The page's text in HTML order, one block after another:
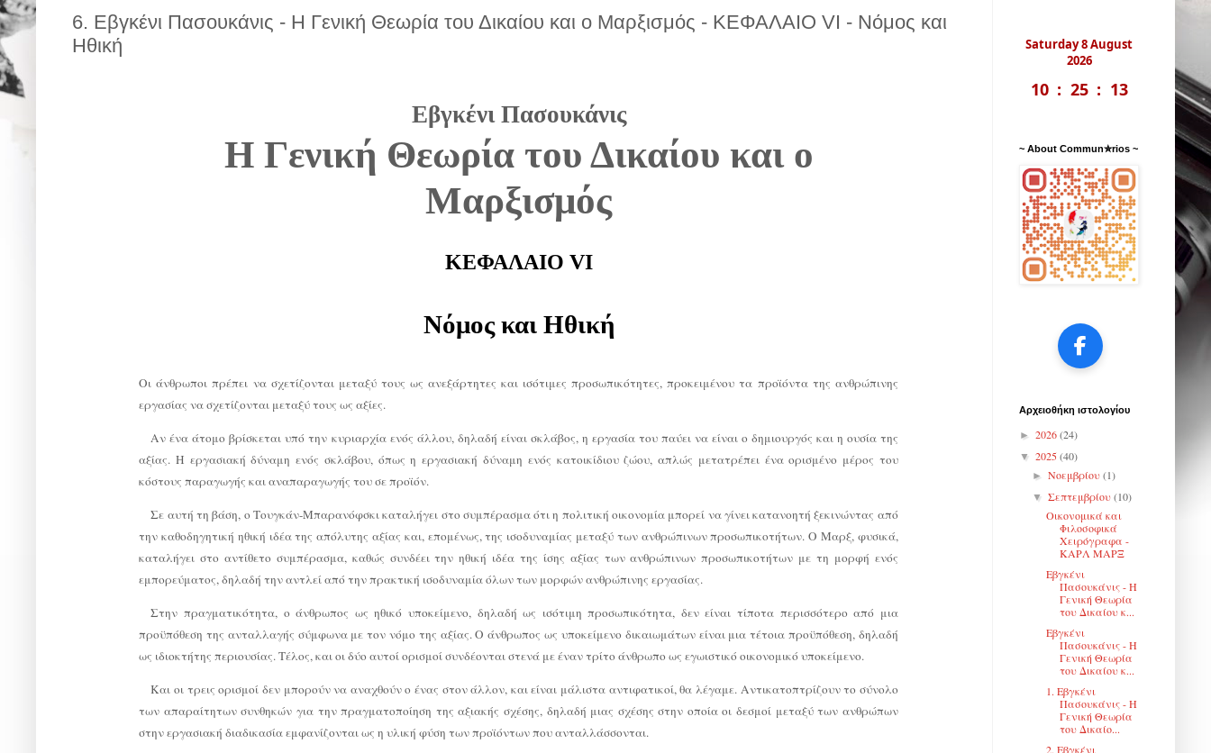
6. Εβγκένι Πασουκάνις - Η Γενική Θεωρία του Δικαίου και ο Μαρξισμός - ΚΕΦΑΛΑΙΟ VI - Νόμος και
Ηθική
Εβγκένι Πασουκάνις
Η Γενική Θεωρία του Δικαίου και ο
Μαρξισμός
ΚΕΦΑΛΑΙΟ VI
Νόμος και Ηθική
Οι άνθρωποι πρέπει να σχετίζονται μεταξύ τους ως ανεξάρτητες και ισότιμες προσωπικότητες, προκειμένου τα προϊόντα της ανθρώπινης
εργασίας να σχετίζονται μεταξύ τους ως αξίες.
Αν ένα άτομο βρίσκεται υπό την κυριαρχία ενός άλλου, δηλαδή είναι σκλάβος, η εργασία του παύει να είναι ο δημιουργός και η ουσία της
αξίας. Η εργασιακή δύναμη ενός σκλάβου, όπως η εργασιακή δύναμη ενός κατοικίδιου ζώου, απλώς μετατρέπει ένα ορισμένο μέρος του
κόστους παραγωγής και αναπαραγωγής του σε προϊόν.
Σε αυτή τη βάση, ο Τουγκάν-Μπαρανόφσκι καταλήγει στο συμπέρασμα ότι η πολιτική οικονομία μπορεί να γίνει κατανοητή ξεκινώντας από
την καθοδηγητική ηθική ιδέα της απόλυτης αξίας και, επομένως, της ισοδυναμίας μεταξύ των ανθρώπινων προσωπικοτήτων. Ο Μαρξ, φυσικά,
καταλήγει στο αντίθετο συμπέρασμα, καθώς συνδέει την ηθική ιδέα της ίσης αξίας των ανθρώπινων προσωπικοτήτων με τη μορφή ενός
εμπορεύματος, δηλαδή την αντλεί από την πρακτική ισοδυναμία όλων των μορφών ανθρώπινης εργασίας.
Στην πραγματικότητα, ο άνθρωπος ως ηθικό υποκείμενο, δηλαδή ως ισότιμη προσωπικότητα, δεν είναι τίποτα περισσότερο από μια
προϋπόθεση της ανταλλαγής σύμφωνα με τον νόμο της αξίας. Ο άνθρωπος ως υποκείμενο δικαιωμάτων είναι μια τέτοια προϋπόθεση, δηλαδή
ως ιδιοκτήτης περιουσίας. Τέλος, και οι δύο αυτοί ορισμοί συνδέονται στενά με έναν τρίτο άνθρωπο ως εγωιστικό οικονομικό υποκείμενο.
Και οι τρεις ορισμοί δεν μπορούν να αναχθούν ο ένας στον άλλον, και είναι μάλιστα αντιφατικοί, θα λέγαμε. Αντικατοπτρίζουν το σύνολο
των απαραίτητων συνθηκών για την πραγματοποίηση της αξιακής σχέσης, δηλαδή μιας σχέσης στην οποία οι δεσμοί μεταξύ των ανθρώπων
στην εργασιακή διαδικασία εμφανίζονται ως η υλική φύση των προϊόντων που ανταλλάσσονται.
Saturday 8 August
2026
10 : 25 : 14
~ About Commun✮rios ~
Αρχειοθήκη ιστολογίου
► 2026(24)
▼ 2025(40)
►Νοεμβρίου(1)
▼Σεπτεμβρίου(10)
Οικονομικά και
Φιλοσοφικά
Χειρόγραφα -
ΚΑΡΛ ΜΑΡΞ
Εβγκένι
Πασουκάνις - Η
Γενική Θεωρία
του Δικαίου κ...
Εβγκένι
Πασουκάνις - Η
Γενική Θεωρία
του Δικαίου κ...
1. Εβγκένι
Πασουκάνις - Η
Γενική Θεωρία
του Δικαίο...
2. Εβγκένι